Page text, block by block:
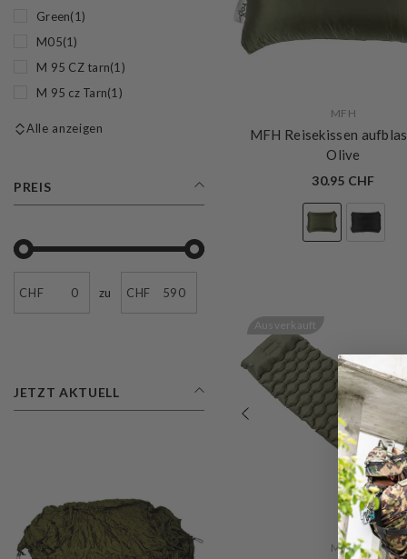
Green(1)
M05(1)
M 95 CZ tarn(1)
M 95 cz Tarn(1)
Alle anzeigen
PREIS
CHF zu CHF
JETZT AKTUELL
MFH
MFH Reisekissen
Olive
30.95 CHF
Ausverkauft
MFH